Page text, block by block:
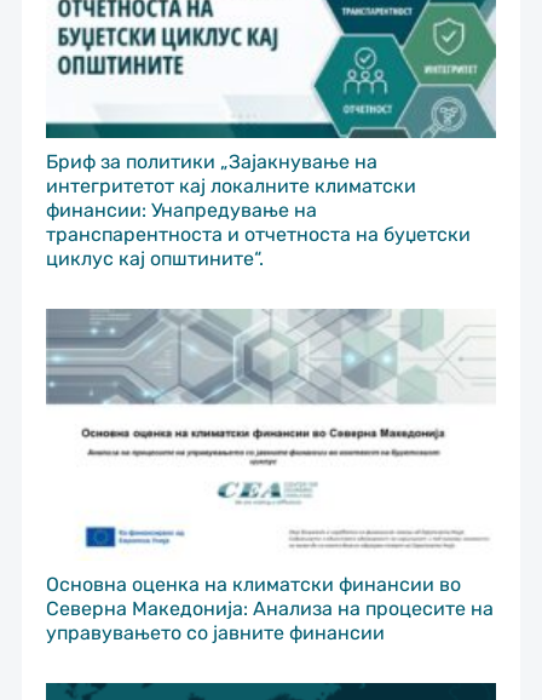
Бриф за политики „Зајакнување на
интегритетот кај локалните климатски
финансии: Унапредување на
транспарентноста и отчетноста на буџетски
циклус кај општините“.
Основна оценка на климатски финансии во
Северна Македонија: Анализа на процесите на
управувањето со јавните финансии